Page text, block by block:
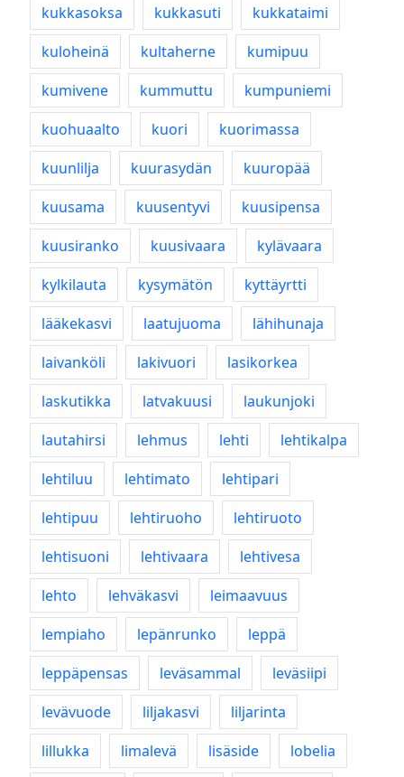
kukkasoksa
kukkasuti
kukkataimi
kuloheinä
kultaherne
kumipuu
kumivene
kummuttu
kumpuniemi
kuohuaalto
kuori
kuorimassa
kuunlilja
kuurasydän
kuuropää
kuusama
kuusentyvi
kuusipensa
kuusiranko
kuusivaara
kylävaara
kylkilauta
kysymätön
kyttäyrtti
lääkekasvi
laatujuoma
lähihunaja
laivanköli
lakivuori
lasikorkea
laskutikka
latvakuusi
laukunjoki
lautahirsi
lehmus lehti
lehtikalpa
lehtiluu
lehtimato
lehtipari
lehtipuu
lehtiruoho
lehtiruoto
lehtisuoni
lehtivaara
lehtivesa
lehto
lehväkasvi
leimaavuus
lempiaho
lepänrunko
leppä
leppäpensas
leväsammal
leväsiipi
levävuode
liljakasvi
liljarinta
lillukka
limalevä lisäside lobelia